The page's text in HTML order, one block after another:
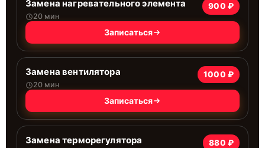
Замена нагревательного элемента
20 мин
900 ₽
Записаться
Замена вентилятора
20 мин
1000 ₽
Записаться
Замена терморегулятора 880 ₽